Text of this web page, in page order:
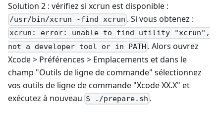
Solution 2 : vérifiez si xcrun est disponible :
/usr/bin/xcrun -find xcrun . Si vous obtenez :
xcrun: error: unable to find utility "xcrun",
not a developer tool or in PATH . Alors ouvrez
Xcode > Préférences > Emplacements et dans le
champ "Outils de ligne de commande" sélectionnez
vos outils de ligne de commande "Xcode XX.X" et
exécutez à nouveau $ ./prepare.sh .